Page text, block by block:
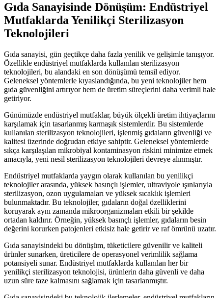
Gıda Sanayisinde Dönüşüm: Endüstriyel
Mutfaklarda Yenilikçi Sterilizasyon
Teknolojileri
Gıda sanayisi, gün geçtikçe daha fazla yenilik ve gelişimle tanışıyor.
Özellikle endüstriyel mutfaklarda kullanılan sterilizasyon
teknolojileri, bu alandaki en son dönüşümü temsil ediyor.
Geleneksel yöntemlerle kıyaslandığında, bu yeni teknolojiler hem
gıda güvenliğini artırıyor hem de üretim süreçlerini daha verimli hale
getiriyor.
Günümüzde endüstriyel mutfaklar, büyük ölçekli üretim ihtiyaçlarını
karşılamak için tasarlanmış karmaşık sistemlerdir. Bu sistemlerde
kullanılan sterilizasyon teknolojileri, işlenmiş gıdaların güvenliği ve
kalitesi üzerinde doğrudan etkiye sahiptir. Geleneksel yöntemlerde
sıkça karşılaşılan mikrobiyal kontaminasyon riskini minimize etmek
amacıyla, yeni nesil sterilizasyon teknolojileri devreye alınmıştır.
Endüstriyel mutfaklarda yaygın olarak kullanılan bu yenilikçi
teknolojiler arasında, yüksek basınçlı işlemler, ultraviyole ışınlarıyla
sterilizasyon, ozon uygulamaları ve yüksek sıcaklık işlemleri
bulunmaktadır. Bu teknolojiler, gıdaların doğal özelliklerini
koruyarak aynı zamanda mikroorganizmaları etkili bir şekilde
ortadan kaldırır. Örneğin, yüksek basınçlı işlemler, gıdaların besin
değerini korurken patojenleri etkisiz hale getirir ve raf ömrünü uzatır.
Gıda sanayisindeki bu dönüşüm, tüketicilere güvenilir ve kaliteli
ürünler sunarken, üreticilere de operasyonel verimlilik sağlama
potansiyeli sunar. Endüstriyel mutfaklarda kullanılan her bir
yenilikçi sterilizasyon teknolojisi, ürünlerin daha güvenli ve daha
uzun süre taze kalmasını sağlamak için tasarlanmıştır.